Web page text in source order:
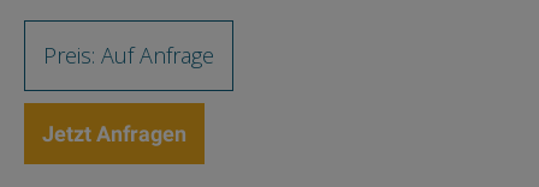
Preis: Auf Anfrage
Jetzt Anfragen